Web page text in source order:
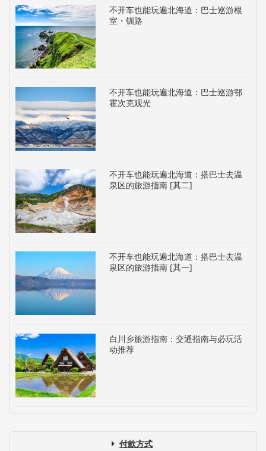
不开车也能玩遍北海道：巴士巡游根
室・钏路
不开车也能玩遍北海道：巴士巡游鄂
霍次克观光
不开车也能玩遍北海道：搭巴士去温
泉区的旅游指南 [其二]
不开车也能玩遍北海道：搭巴士去温
泉区的旅游指南 [其一]
白川乡旅游指南：交通指南与必玩活
动推荐
付款方式